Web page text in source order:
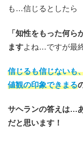
も…信じるとしたら
「知性をもった何
ますよね…ですが最
信じるも信じないも
値観の印象できまる
サヘランの答えは…
だと思います！